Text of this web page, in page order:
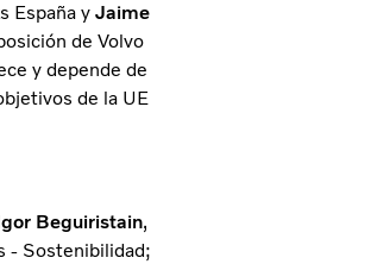
España y Jaime
de Volvo
y depende de
de la UE
Beguiristain,
- Sostenibilidad;